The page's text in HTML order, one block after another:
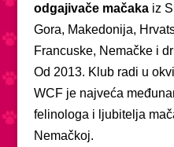
odgajivače mačaka iz
Gora, Makedonija,
Francuske, Nemačke i
Od 2013. Klub radi u
WCF je najveća
felinologa i ljubitelja
Nemačkoj.